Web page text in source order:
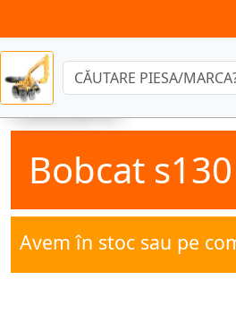
Căutare:
Bobcat s130
Avem în stoc sau pe